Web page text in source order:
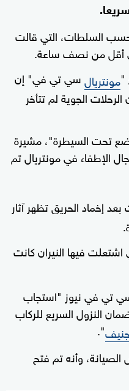
السلطات، التي قالت
أقل من نصف ساعة.
"مونتريالسي تي في" إن
الجوية لم تتأخر
تحت السيطرة"، مشيرة
هناك حوالي 20 من رجال الإطفاء في مونتريال تم
إخماد الحريق تظهر آثار
اشتعلت فيها النيران كانت
تي في نيوز "استجاب
النزول السريع للركاب
جنيف".
وأنه تم فتح